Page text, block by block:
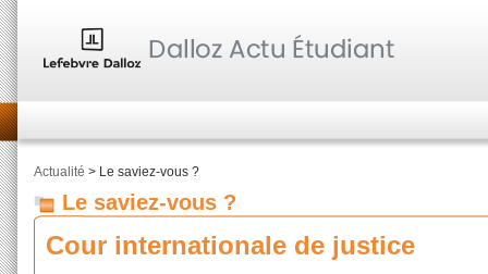
Actualité > Le saviez-vous ?
Le saviez-vous ?
Cour internationale de justice